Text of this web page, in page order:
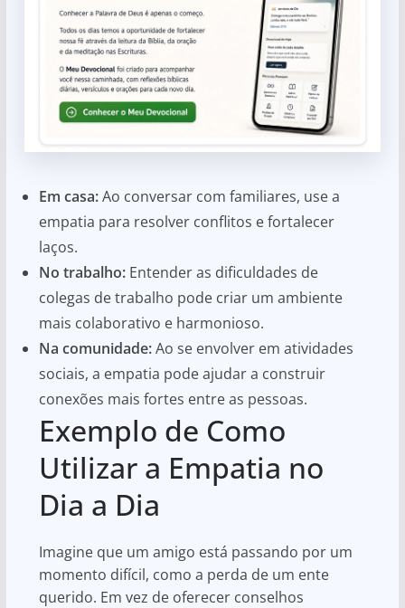
Em casa:Ao conversar com familiares, use a
empatia para resolver conflitos e fortalecer
laços.
No trabalho:Entender as dificuldades de
colegas de trabalho pode criar um ambiente
mais colaborativo e harmonioso.
Na comunidade:Ao se envolver em atividades
sociais, a empatia pode ajudar a construir
conexões mais fortes entre as pessoas.
Exemplo de Como
Utilizar a Empatia no
Dia a Dia
Imagine que um amigo está passando por um
momento difícil, como a perda de um ente
querido. Em vez de oferecer conselhos